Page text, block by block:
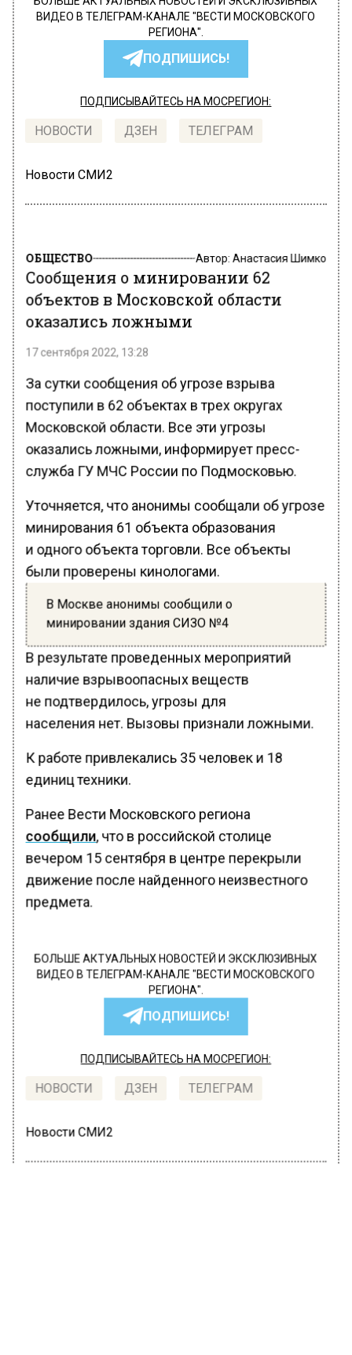
ВИДЕО В ТЕЛЕГРАМ-КАНАЛЕ "ВЕСТИ МОСКОВСКОГО
РЕГИОНА".
ПОДПИШИСЬ!
ПОДПИСЫВАЙТЕСЬ НА МОСРЕГИОН:
НОВОСТИ ДЗЕН ТЕЛЕГРАМ
Новости СМИ2
ОБЩЕСТВО Автор: Анастасия Шимко
Сообщения о минировании 62
объектов в Московской области
оказались ложными
17 сентября 2022, 13:28
За сутки сообщения об угрозе взрыва
поступили в 62 объектах в трех округах
Московской области. Все эти угрозы
оказались ложными, информирует пресс-
служба ГУ МЧС России по Подмосковью.
Уточняется, что анонимы сообщали об угрозе
минирования 61 объекта образования
и одного объекта торговли. Все объекты
были проверены кинологами.
В Москве анонимы сообщили о
минировании здания СИЗО №4
В результате проведенных мероприятий
наличие взрывоопасных веществ
не подтвердилось, угрозы для
населения нет. Вызовы признали ложными.
К работе привлекались 35 человек и 18
единиц техники.
Ранее Вести Московского региона
сообщили, что в российской столице
вечером 15 сентября в центре перекрыли
движение после найденного неизвестного
предмета.
БОЛЬШЕ АКТУАЛЬНЫХ НОВОСТЕЙ И ЭКСКЛЮЗИВНЫХ
ВИДЕО В ТЕЛЕГРАМ-КАНАЛЕ "ВЕСТИ МОСКОВСКОГО
РЕГИОНА".
ПОДПИШИСЬ!
ПОДПИСЫВАЙТЕСЬ НА МОСРЕГИОН:
НОВОСТИ ДЗЕН ТЕЛЕГРАМ
Новости СМИ2